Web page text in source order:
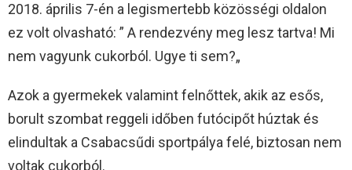
2018. április 7-én a legismertebb közösségi oldalon
ez volt olvasható: ” A rendezvény meg lesz tartva! Mi
nem vagyunk cukorból. Ugye ti sem?„
Azok a gyermekek valamint felnőttek, akik az esős,
borult szombat reggeli időben futócipőt húztak és
elindultak a Csabacsűdi sportpálya felé, biztosan nem
voltak cukorból.